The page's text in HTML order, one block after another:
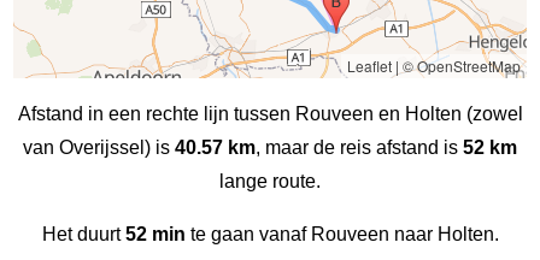
Leaflet| © OpenStreetMap
Afstand in een rechte lijn tussen Rouveen en Holten (zowel
van Overijssel) is 40.57 km, maar de reis afstand is 52 km
lange route.
Het duurt52 min te gaan vanaf Rouveen naar Holten.